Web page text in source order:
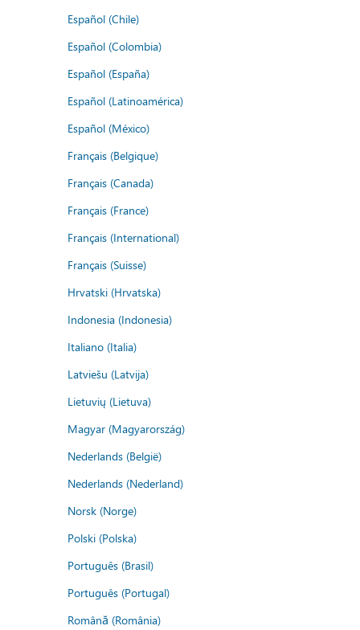
Español (Chile)
Español (Colombia)
Español (España)
Español (Latinoamérica)
Español (México)
Français (Belgique)
Français (Canada)
Français (France)
Français (International)
Français (Suisse)
Hrvatski (Hrvatska)
Indonesia (Indonesia)
Italiano (Italia)
Latviešu (Latvija)
Lietuvių (Lietuva)
Magyar (Magyarország)
Nederlands (België)
Nederlands (Nederland)
Norsk (Norge)
Polski (Polska)
Português (Brasil)
Português (Portugal)
Română (România)